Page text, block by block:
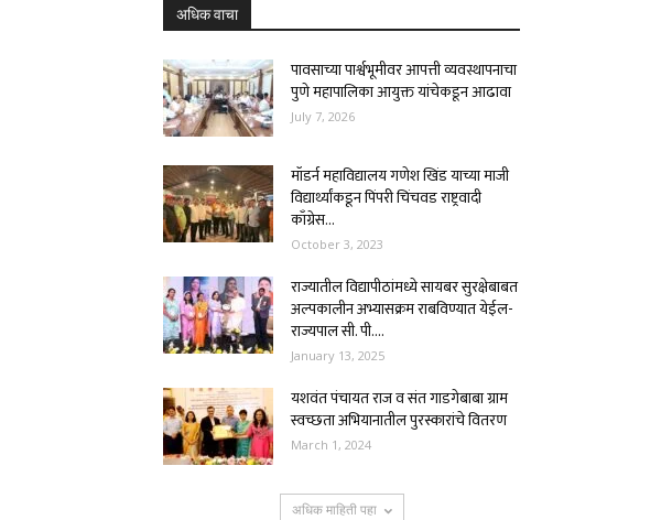
अधिक वाचा
पावसाच्या पार्श्वभूमीवर आपत्ती व्यवस्थापनाचा
पुणे महापालिका आयुक्त यांचेकडून आढावा
July 7, 2026
मॉडर्न महाविद्यालय गणेश खिंड याच्या माजी
विद्यार्थ्यांकडून पिंपरी चिंचवड राष्ट्रवादी
काँग्रेस...
October 3, 2023
राज्यातील विद्यापीठांमध्ये सायबर सुरक्षेबाबत
अल्पकालीन अभ्यासक्रम राबविण्यात येईल-
राज्यपाल सी. पी....
January 13, 2025
यशवंत पंचायत राज व संत गाडगेबाबा ग्राम
स्वच्छता अभियानातील पुरस्कारांचे वितरण
March 1, 2024
अधिक माहिती पहा